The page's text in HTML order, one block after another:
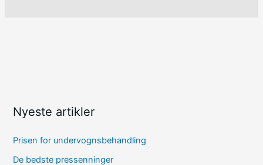
Nyeste artikler
Prisen for undervognsbehandling
De bedste pressenninger